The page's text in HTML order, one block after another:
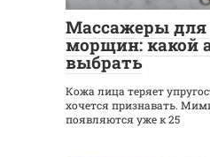
Массажеры для
морщин: какой
выбрать
Кожа лица теряет
хочется признавать.
появляются уже к 25